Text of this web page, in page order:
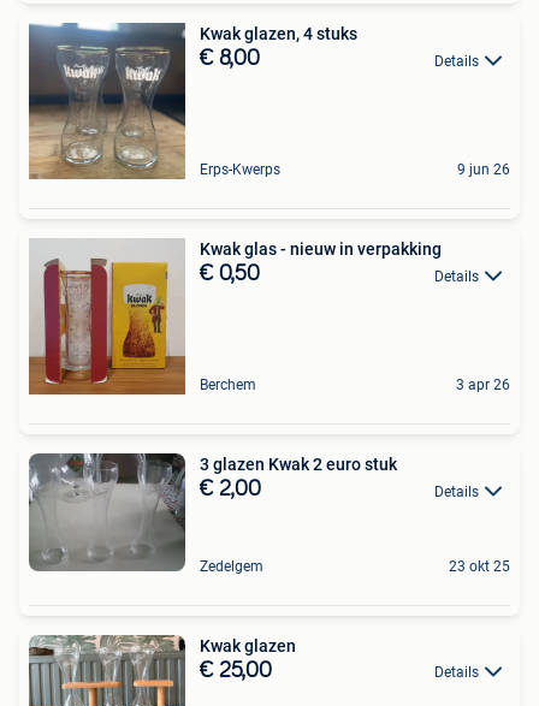
Kwak glazen, 4 stuks
€ 8,00 Details
Erps-Kwerps 9 jun 26
Kwak glas - nieuw in verpakking
€ 0,50 Details
Berchem 3 apr 26
3 glazen Kwak 2 euro stuk
€ 2,00 Details
Zedelgem 23 okt 25
Kwak glazen
€ 25,00 Details